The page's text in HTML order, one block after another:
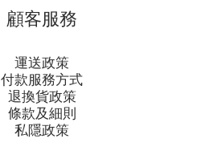
顧客服務
運送政策
付款服務方式
退換貨政策
條款及細則
私隱政策